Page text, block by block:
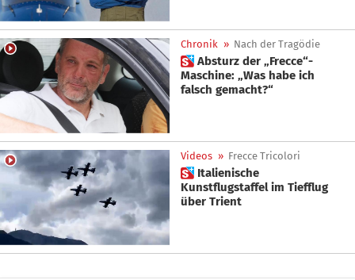
Chronik » Nach der Tragödie
 Absturz der „Frecce“-
Maschine: „Was habe ich
falsch gemacht?“
Videos » Frecce Tricolori
 Italienische
Kunstflugstaffel im Tiefflug
über Trient